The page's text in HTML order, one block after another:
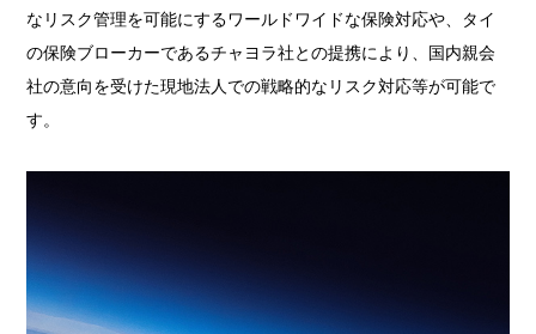
なリスク管理を可能にするワールドワイドな保険対応や、タイ
の保険ブローカーであるチャヨラ社との提携により、国内親会
社の意向を受けた現地法人での戦略的なリスク対応等が可能で
す。